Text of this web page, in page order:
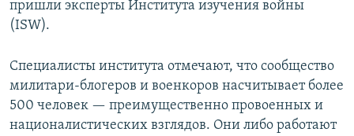
пришли эксперты Института изучения войны
(ISW).
Специалисты института отмечают, что сообщество
милитари-блогеров и военкоров насчитывает более
500 человек — преимущественно провоенных и
националистических взглядов. Они либо работают